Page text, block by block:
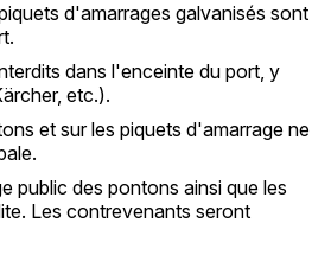
d'amarrages galvanisés sont
dans l'enceinte du port, y
etc.).
et sur les piquets d'amarrage ne
public des pontons ainsi que les
Les contrevenants seront